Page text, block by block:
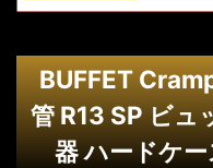
BUFFET
管 R13 SP ビュ
器 ハードケ